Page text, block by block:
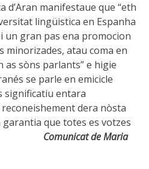
d’Aran manifestaue que “eth
lingüistica en Espanha
un gran pas ena promocion
minorizades, atau coma en
as sòns parlants” e higie
se parle en emicicle
significatiu entara
dera nòsta
que totes es votzes
Comunicat de Maria